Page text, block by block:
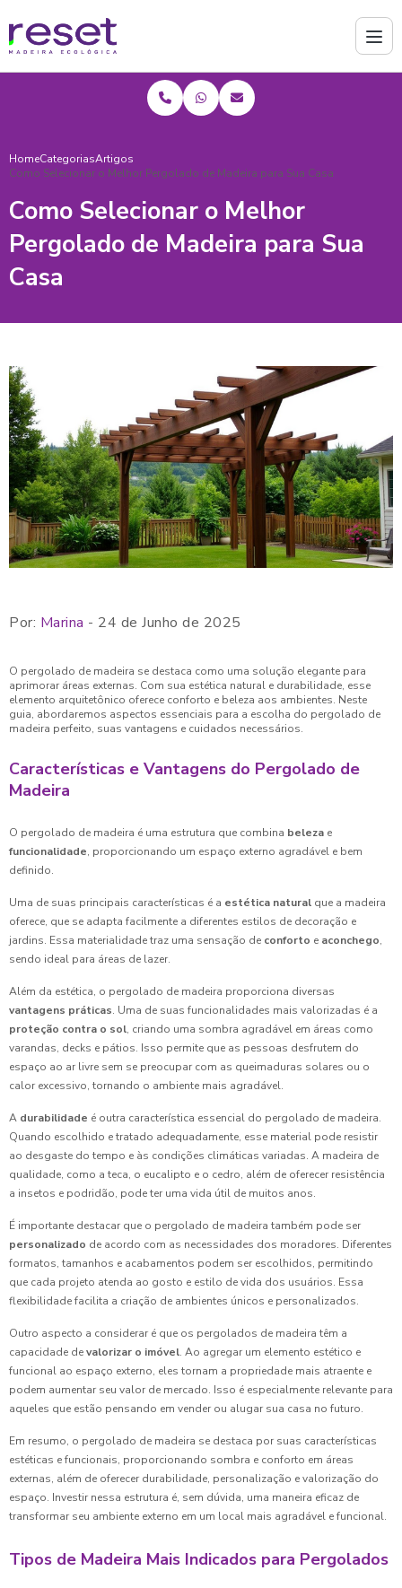
HomeCategoriasArtigos
Como Selecionar o Melhor Pergolado de Madeira para Sua Casa
Como Selecionar o Melhor
Pergolado de Madeira para Sua
Casa
Por: Marina - 24 de Junho de 2025
O pergolado de madeira se destaca como uma solução elegante para
aprimorar áreas externas. Com sua estética natural e durabilidade, esse
elemento arquitetônico oferece conforto e beleza aos ambientes. Neste
guia, abordaremos aspectos essenciais para a escolha do pergolado de
madeira perfeito, suas vantagens e cuidados necessários.
Características e Vantagens do Pergolado de
Madeira
O pergolado de madeira é uma estrutura que combina beleza e
funcionalidade, proporcionando um espaço externo agradável e bem
definido.
Uma de suas principais características é a estética natural que a madeira
oferece, que se adapta facilmente a diferentes estilos de decoração e
jardins. Essa materialidade traz uma sensação de conforto e aconchego,
sendo ideal para áreas de lazer.
Além da estética, o pergolado de madeira proporciona diversas
vantagens práticas. Uma de suas funcionalidades mais valorizadas é a
proteção contra o sol, criando uma sombra agradável em áreas como
varandas, decks e pátios. Isso permite que as pessoas desfrutem do
espaço ao ar livre sem se preocupar com as queimaduras solares ou o
calor excessivo, tornando o ambiente mais agradável.
A durabilidade é outra característica essencial do pergolado de madeira.
Quando escolhido e tratado adequadamente, esse material pode resistir
ao desgaste do tempo e às condições climáticas variadas. A madeira de
qualidade, como a teca, o eucalipto e o cedro, além de oferecer resistência
a insetos e podridão, pode ter uma vida útil de muitos anos.
É importante destacar que o pergolado de madeira também pode ser
personalizado de acordo com as necessidades dos moradores. Diferentes
formatos, tamanhos e acabamentos podem ser escolhidos, permitindo
que cada projeto atenda ao gosto e estilo de vida dos usuários. Essa
flexibilidade facilita a criação de ambientes únicos e personalizados.
Outro aspecto a considerar é que os pergolados de madeira têm a
capacidade devalorizar o imóvel. Ao agregar um elemento estético e
funcional ao espaço externo, eles tornam a propriedade mais atraente e
podem aumentar seu valor de mercado. Isso é especialmente relevante para
aqueles que estão pensando em vender ou alugar sua casa no futuro.
Em resumo, o pergolado de madeira se destaca por suas características
estéticas e funcionais, proporcionando sombra e conforto em áreas
externas, além de oferecer durabilidade, personalização e valorização do
espaço. Investir nessa estrutura é, sem dúvida, uma maneira eficaz de
transformar seu ambiente externo em um local mais agradável e funcional.
Tipos de Madeira Mais Indicados para Pergolados